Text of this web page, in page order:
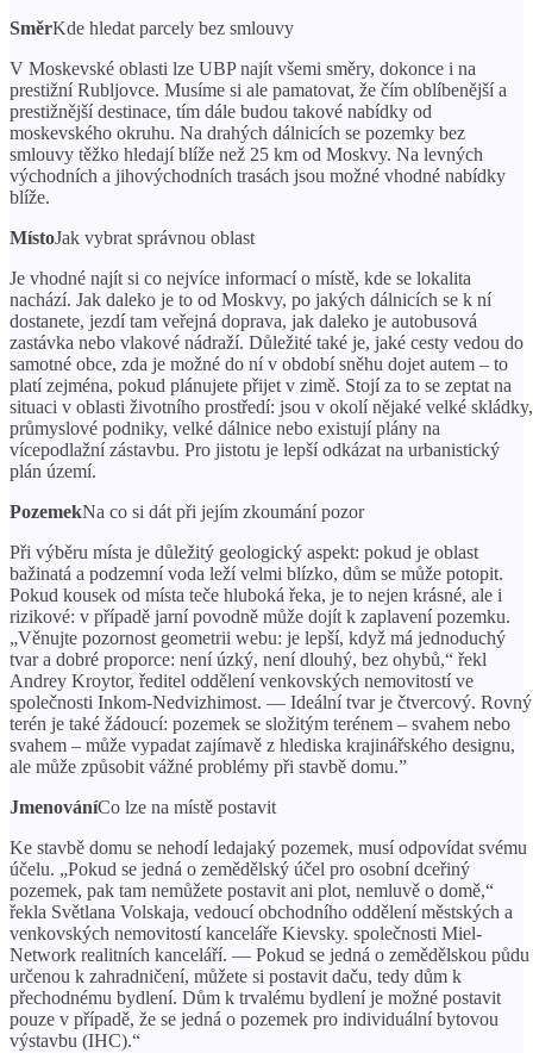
SměrKde hledat parcely bez smlouvy
V Moskevské oblasti lze UBP najít všemi směry, dokonce i na
prestižní Rubljovce. Musíme si ale pamatovat, že čím oblíbenější a
prestižnější destinace, tím dále budou takové nabídky od
moskevského okruhu. Na drahých dálnicích se pozemky bez
smlouvy těžko hledají blíže než 25 km od Moskvy. Na levných
východních a jihovýchodních trasách jsou možné vhodné nabídky
blíže.
MístoJak vybrat správnou oblast
Je vhodné najít si co nejvíce informací o místě, kde se lokalita
nachází. Jak daleko je to od Moskvy, po jakých dálnicích se k ní
dostanete, jezdí tam veřejná doprava, jak daleko je autobusová
zastávka nebo vlakové nádraží. Důležité také je, jaké cesty vedou do
samotné obce, zda je možné do ní v období sněhu dojet autem – to
platí zejména, pokud plánujete přijet v zimě. Stojí za to se zeptat na
situaci v oblasti životního prostředí: jsou v okolí nějaké velké skládky,
průmyslové podniky, velké dálnice nebo existují plány na
vícepodlažní zástavbu. Pro jistotu je lepší odkázat na urbanistický
plán území.
PozemekNa co si dát při jejím zkoumání pozor
Při výběru místa je důležitý geologický aspekt: ​​pokud je oblast
bažinatá a podzemní voda leží velmi blízko, dům se může potopit.
Pokud kousek od místa teče hluboká řeka, je to nejen krásné, ale i
rizikové: v případě jarní povodně může dojít k zaplavení pozemku.
„Věnujte pozornost geometrii webu: je lepší, když má jednoduchý
tvar a dobré proporce: není úzký, není dlouhý, bez ohybů,“ řekl
Andrey Kroytor, ředitel oddělení venkovských nemovitostí ve
společnosti Inkom-Nedvizhimost. — Ideální tvar je čtvercový. Rovný
terén je také žádoucí: pozemek se složitým terénem – svahem nebo
svahem – může vypadat zajímavě z hlediska krajinářského designu,
ale může způsobit vážné problémy při stavbě domu.”
JmenováníCo lze na místě postavit
Ke stavbě domu se nehodí ledajaký pozemek, musí odpovídat svému
účelu. „Pokud se jedná o zemědělský účel pro osobní dceřiný
pozemek, pak tam nemůžete postavit ani plot, nemluvě o domě,“
řekla Světlana Volskaja, vedoucí obchodního oddělení městských a
venkovských nemovitostí kanceláře Kievsky. společnosti Miel-
Network realitních kanceláří. — Pokud se jedná o zemědělskou půdu
určenou k zahradničení, můžete si postavit daču, tedy dům k
přechodnému bydlení. Dům k trvalému bydlení je možné postavit
pouze v případě, že se jedná o pozemek pro individuální bytovou
výstavbu (IHC).“